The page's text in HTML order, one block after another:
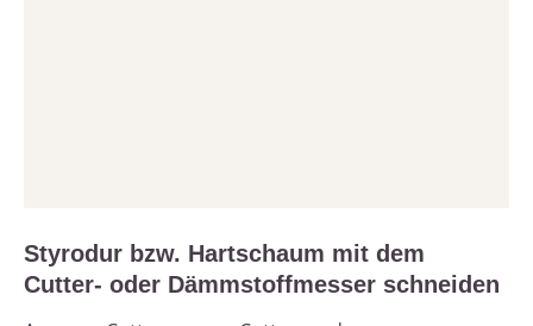
Styrodur bzw. Hartschaum mit dem
Cutter- oder Dämmstoffmesser schneiden